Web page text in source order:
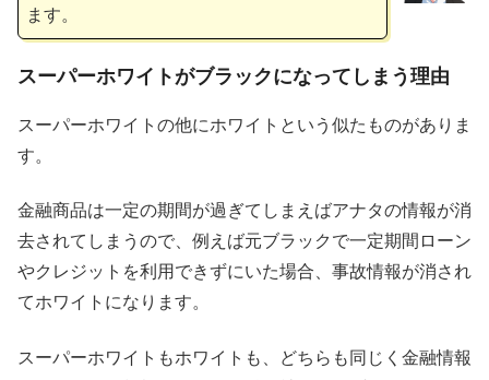
ます。
スーパーホワイトがブラックになってしまう理由
スーパーホワイトの他にホワイトという似たものがありま
す。
金融商品は一定の期間が過ぎてしまえばアナタの情報が消
去されてしまうので、例えば元ブラックで一定期間ローン
やクレジットを利用できずにいた場合、事故情報が消され
てホワイトになります。
スーパーホワイトもホワイトも、どちらも同じく金融情報